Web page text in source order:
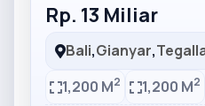
Rp. 13 Miliar
Bali,Gianyar,
1,200 M2 1,200 M2